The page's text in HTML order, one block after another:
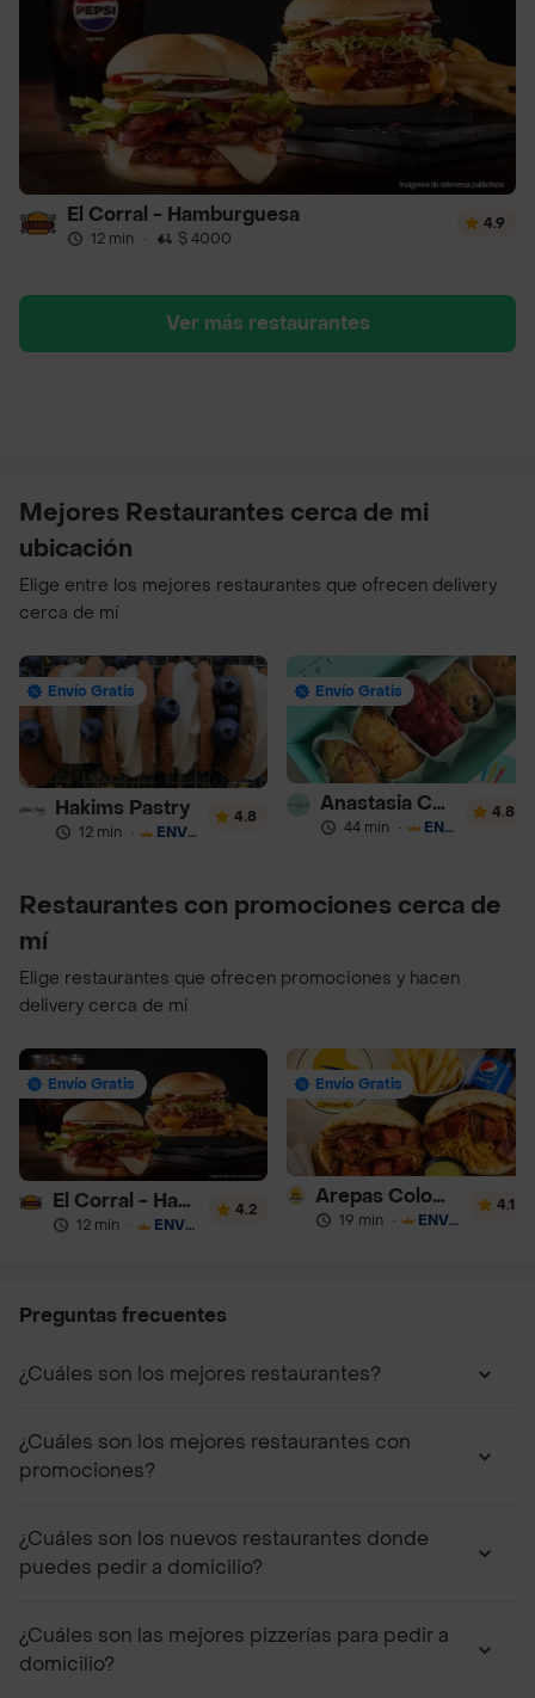
El Corral - Hamburguesa
12 min · $ 4000
4.9
Ver más restaurantes
Mejores Restaurantes cerca de mi
ubicación
Elige entre los mejores restaurantes que ofrecen delivery
cerca de mí
Envío Gratis
Hakims Pastry
12 min · ENVÍO GRATIS
4.8
Envío Gratis
Anastasia Cookies
44 min · ENVÍO GRATIS
4.8
Restaurantes con promociones cerca de
mí
Elige restaurantes que ofrecen promociones y hacen
delivery cerca de mí
Envío Gratis
El Corral - Hamburguesa
12 min · ENVÍO GRATIS
4.2
Envío Gratis
Arepas Colombianas Premium
19 min · ENVÍO GRATIS
4.1
Preguntas frecuentes
¿Cuáles son los mejores restaurantes?
¿Cuáles son los mejores restaurantes con
promociones?
¿Cuáles son los nuevos restaurantes donde
puedes pedir a domicilio?
¿Cuáles son las mejores pizzerías para pedir a
domicilio?